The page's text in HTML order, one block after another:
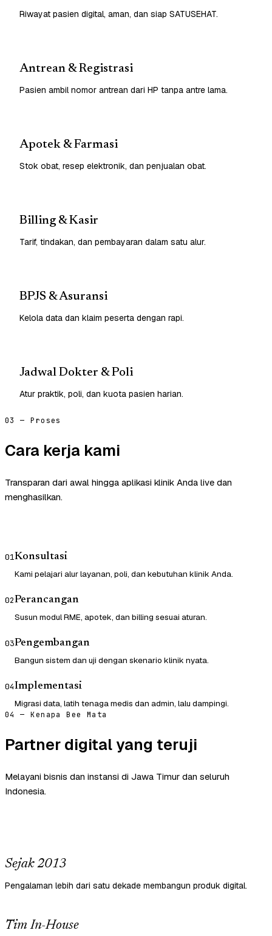
Riwayat pasien digital, aman, dan siap SATUSEHAT.
Antrean & Registrasi
Pasien ambil nomor antrean dari HP tanpa antre lama.
Apotek & Farmasi
Stok obat, resep elektronik, dan penjualan obat.
Billing & Kasir
Tarif, tindakan, dan pembayaran dalam satu alur.
BPJS & Asuransi
Kelola data dan klaim peserta dengan rapi.
Jadwal Dokter & Poli
Atur praktik, poli, dan kuota pasien harian.
03 — Proses
Cara kerja kami
Transparan dari awal hingga aplikasi klinik Anda live dan
menghasilkan.
01Konsultasi
Kami pelajari alur layanan, poli, dan kebutuhan klinik Anda.
02Perancangan
Susun modul RME, apotek, dan billing sesuai aturan.
03Pengembangan
Bangun sistem dan uji dengan skenario klinik nyata.
04Implementasi
Migrasi data, latih tenaga medis dan admin, lalu dampingi.
04 — Kenapa Bee Mata
Partner digital yang teruji
Melayani bisnis dan instansi di Jawa Timur dan seluruh
Indonesia.
Sejak 2013
Pengalaman lebih dari satu dekade membangun produk digital.
Tim In-House